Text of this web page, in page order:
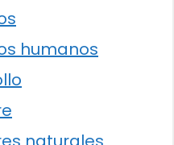
humanos